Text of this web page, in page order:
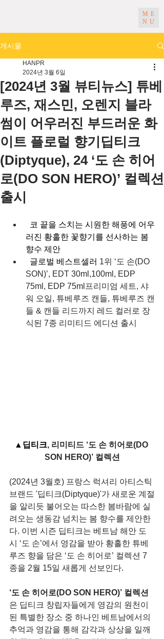
ME
NU
게시물
[2024년 3월 뷰티뉴스] 튜베
루즈, 재스민, 오렌지 블라
썸이 어우러진 부드러운 화
이트 플로럴 향기딥티크
(Diptyque), 24 ‘도 손 히어
로(DO SON HERO)’ 컬렉션
출시
HANPR
2024년 3월 6일
코 끝을 스치는 시원한 해풍에 어우
러진 황홀한 꽃향기를 선사하는 봄
향수 제안
글로벌 베스트셀러 1위 ‘도 손(DO
SON)’, EDT 30ml,100ml, EDP
75ml, EDP 75ml프리미엄 세트, 샤
워 오일, 튜베루즈 캔들, 튜베루즈 캔
들 & 캔들 리드까지 레드 컬러로 장
식된 7종 리미티드 에디션 출시
▲딥티크, 리미티드 ‘도 손 히어로(DO
SON HERO)’ 컬렉션
(2024년 3월호) 프랑스 럭셔리 아티스틱
브랜드 '딥티크(Diptyque)'가 새로운 계절
을 알리듯 불어오는 따스한 봄바람에 실
려오는 생동감 넘치는 봄 향수를 제안한
다. 이번 시즌 딥티크는 베트남 해안 도
시 ‘도 손’에서 영감을 받아 황홀한 튜베
루즈 향을 담은 ‘도 손 히어로’ 컬렉션 7
종을 2월 15일 새롭게 선보인다.
‘도 손 히어로(DO SON HERO)’ 컬렉션
은 딥티크 창립자들에게 영감의 원천이
된 특별한 장소 중 하나인 베트남에서의
추억과 영감을 통해 감각과 상상을 일깨